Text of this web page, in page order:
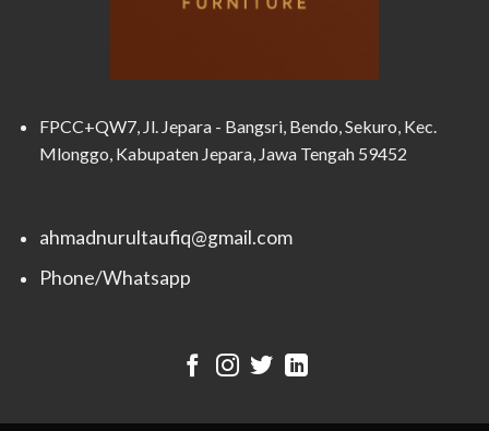
FPCC+QW7, Jl. Jepara - Bangsri, Bendo, Sekuro, Kec.
Mlonggo, Kabupaten Jepara, Jawa Tengah 59452
ahmadnurultaufiq@gmail.com
Phone/Whatsapp